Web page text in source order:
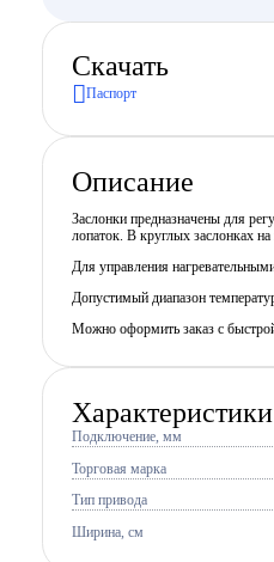
Скачать
Паспорт
Описание
Заслонки предназначены для
лопаток. В круглых заслонках
Для управления
Допустимый диапазон
Можно оформить заказ с
Характеристики
Подключение, мм
Торговая марка
Тип привода
Ширина, см